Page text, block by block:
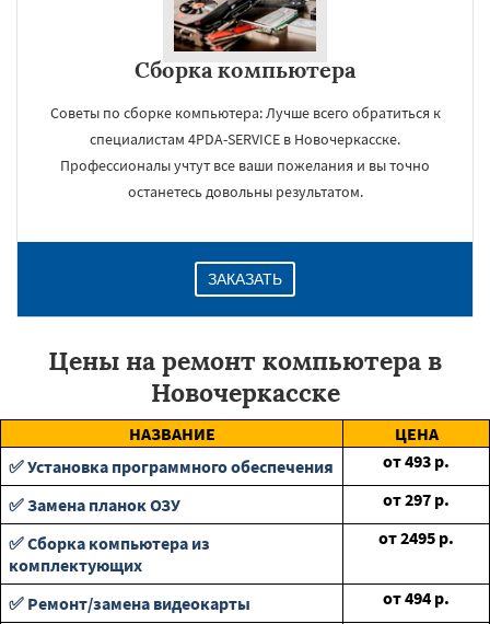
Сборка компьютера
Советы по сборке компьютера: Лучше всего обратиться к
специалистам 4PDA-SERVICE в Новочеркасске.
Профессионалы учтут все ваши пожелания и вы точно
останетесь довольны результатом.
ЗАКАЗАТЬ
Цены на ремонт компьютера в
Новочеркасске
НАЗВАНИЕ
ЦЕНА
✅ Установка программного обеспечения
от493 р.
✅ Замена планок ОЗУ
от297 р.
✅ Сборка компьютера из
комплектующих
от2495 р.
✅ Ремонт/замена видеокарты от494 р.